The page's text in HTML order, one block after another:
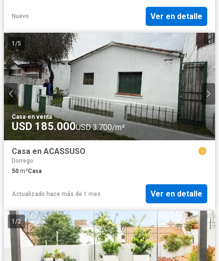
Nuevo Ver en detalle
1 /5
Casa·en venta
USD 185.000USD 3.700/m²
Casa en ACASSUSO
Dorrego
50 m²Casa
Actualizado hace más de 1 mes Ver en detalle
1 /2